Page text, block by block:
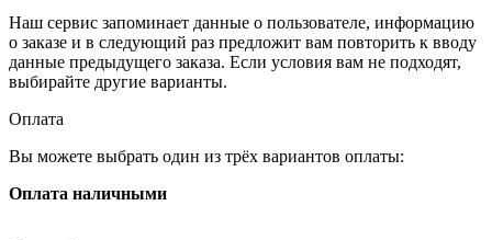
Наш сервис запоминает данные о пользователе, информацию
о заказе и в следующий раз предложит вам повторить к вводу
данные предыдущего заказа. Если условия вам не подходят,
выбирайте другие варианты.
Оплата
Вы можете выбрать один из трёх вариантов оплаты:
Оплата наличными